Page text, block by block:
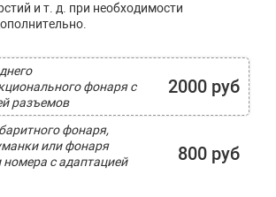
и т. д. при необходимости
фонаря с
разъемов
2000 руб
фонаря,
или фонаря
номера с адаптацией
800 руб